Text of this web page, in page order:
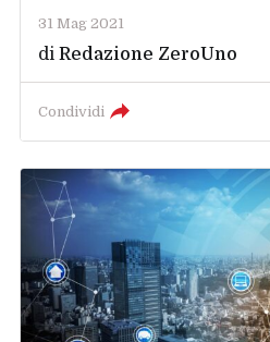
31 Mag 2021
diRedazione ZeroUno
Condividi